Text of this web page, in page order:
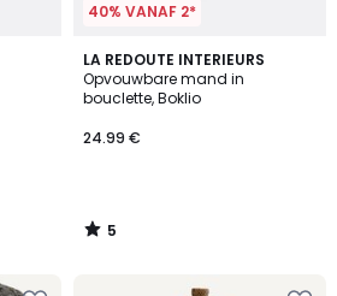
40% VANAF 2*
LA REDOUTE INTERIEURS
Opvouwbare mand in
bouclette, Boklio
24.99 €
5
/
5
5
/